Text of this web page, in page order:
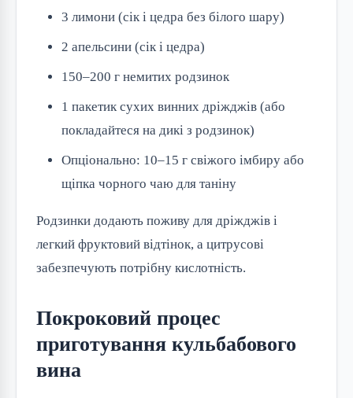
3 лимони (сік і цедра без білого шару)
2 апельсини (сік і цедра)
150–200 г немитих родзинок
1 пакетик сухих винних дріжджів (або
покладайтеся на дикі з родзинок)
Опціонально: 10–15 г свіжого імбиру або
щіпка чорного чаю для таніну
Родзинки додають поживу для дріжджів і
легкий фруктовий відтінок, а цитрусові
забезпечують потрібну кислотність.
Покроковий процес
приготування кульбабового
вина